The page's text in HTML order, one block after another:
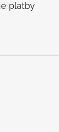
platby